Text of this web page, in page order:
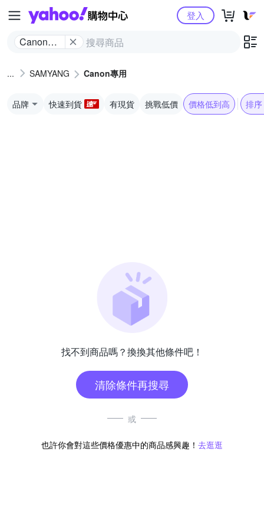
Yahoo購物中心
Canon專
登入
SAMYANG Canon專用
品牌 快速到貨 有現貨 挑戰低價 價格低到高 排序
找不到商品嗎？換換其他條件吧！
清除條件再搜尋
或
也許你會對這些價格優惠中的商品感興趣！ 去逛逛